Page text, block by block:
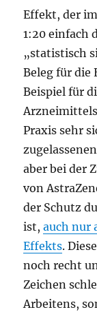
Effekt, der
1:20 einfach
„statistisch
Beleg für die
Beispiel für
Praxis sehr
aber bei der
von
der Schutz
ist,auch nur
Effekts.
noch recht
Zeichen
Arbeitens,